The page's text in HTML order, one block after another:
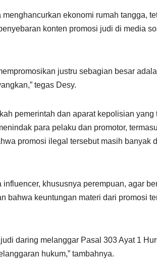
ekonomi rumah tangga,
konten promosi judi di media
justru sebagian besar
tegas Desy.
pemerintah dan aparat kepolisian
para pelaku dan promotor,
promosi ilegal tersebut masih banyak
khususnya perempuan, agar
bahwa keuntungan materi dari promosi
daring melanggar Pasal 303 Ayat 1
hukum,” tambahnya.